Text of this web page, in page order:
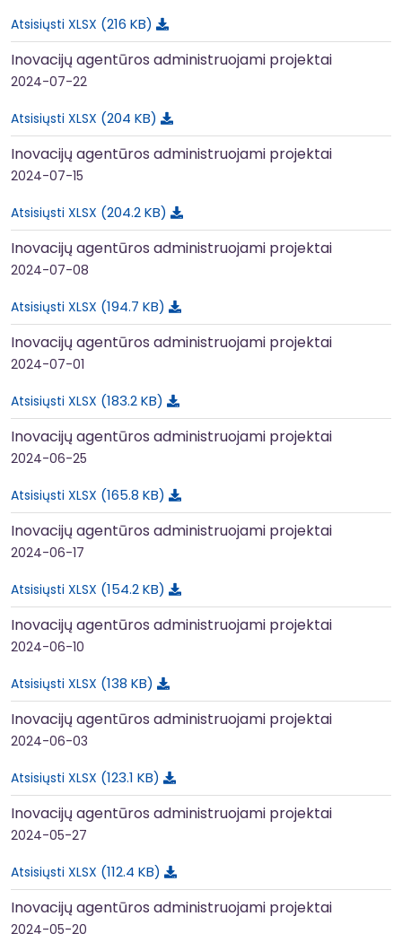
Atsisiųsti XLSX 216 KB
Inovacijų agentūros administruojami projektai
2024-07-22
Atsisiųsti XLSX 204 KB
Inovacijų agentūros administruojami projektai
2024-07-15
Atsisiųsti XLSX 204.2 KB
Inovacijų agentūros administruojami projektai
2024-07-08
Atsisiųsti XLSX 194.7 KB
Inovacijų agentūros administruojami projektai
2024-07-01
Atsisiųsti XLSX 183.2 KB
Inovacijų agentūros administruojami projektai
2024-06-25
Atsisiųsti XLSX 165.8 KB
Inovacijų agentūros administruojami projektai
2024-06-17
Atsisiųsti XLSX 154.2 KB
Inovacijų agentūros administruojami projektai
2024-06-10
Atsisiųsti XLSX 138 KB
Inovacijų agentūros administruojami projektai
2024-06-03
Atsisiųsti XLSX 123.1 KB
Inovacijų agentūros administruojami projektai
2024-05-27
Atsisiųsti XLSX 112.4 KB
Inovacijų agentūros administruojami projektai
2024-05-20